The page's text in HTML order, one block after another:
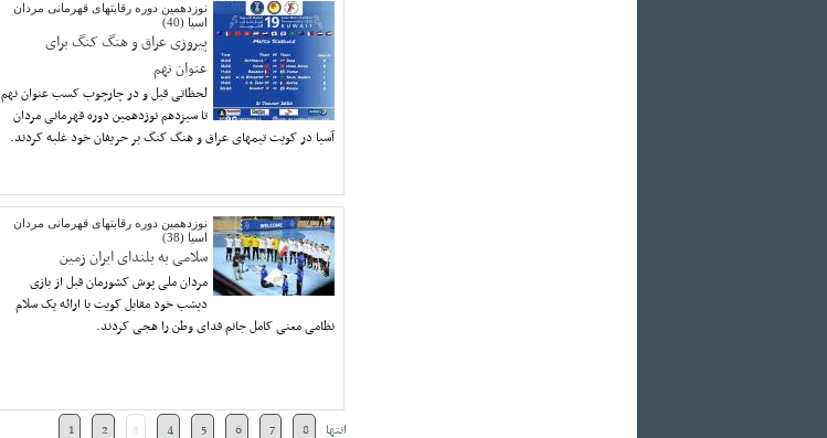
نوزدهمین دوره رقابتهای قهرمانی مردان
اسیا (40)
پیروزی عراق و هنگ کنگ برای
عنوان نهم
لحظاتی قبل و در چارچوب کسب عنوان نهم
تا سیزدهم نوزدهمین دوره قهرمانی مردان
آسیا در کویت تیمهای عراق و هنگ کنگ بر حریفان خود غلبه کردند.
نوزدهمین دوره رقابتهای قهرمانی مردان
اسیا (38)
سلامی به بلندای ایران زمین
مردان ملی پوش کشورمان قبل از بازی
دیشب خود مقابل کویت با ارائه یک سلام
نظامی معنی کامل جانم فدای وطن را هجی کردند.
انتها 1 2 3 4 5 6 7 8